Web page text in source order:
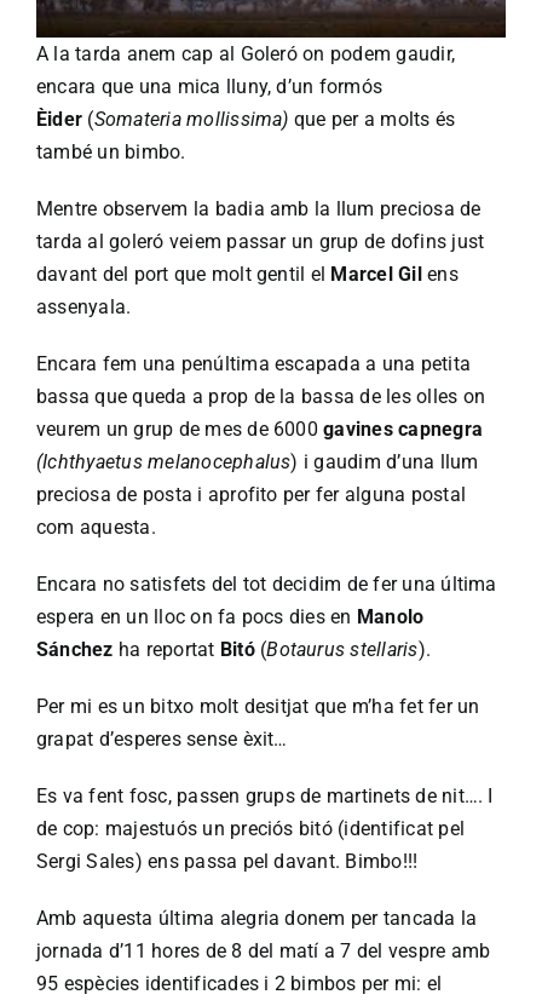
A la tarda anem cap al Goleró on podem gaudir,
encara que una mica lluny, d’un formós
Èider (Somateria mollissima) que per a molts és
també un bimbo.
Mentre observem la badia amb la llum preciosa de
tarda al goleró veiem passar un grup de dofins just
davant del port que molt gentil el Marcel Gilens
assenyala.
Encara fem una penúltima escapada a una petita
bassa que queda a prop de la bassa de les olles on
veurem un grup de mes de 6000gavines capnegra
(Ichthyaetus melanocephalus) i gaudim d’una llum
preciosa de posta i aprofito per fer alguna postal
com aquesta.
Encara no satisfets del tot decidim de fer una última
espera en un lloc on fa pocs dies en Manolo
Sánchez ha reportat Bitó(Botaurus stellaris).
Per mi es un bitxo molt desitjat que m’ha fet fer un
grapat d’esperes sense èxit…
Es va fent fosc, passen grups de martinets de nit…. I
de cop: majestuós un preciós bitó (identificat pel
Sergi Sales) ens passa pel davant. Bimbo!!!
Amb aquesta última alegria donem per tancada la
jornada d’11 hores de 8 del matí a 7 del vespre amb
95 espècies identificades i 2 bimbos per mi: el